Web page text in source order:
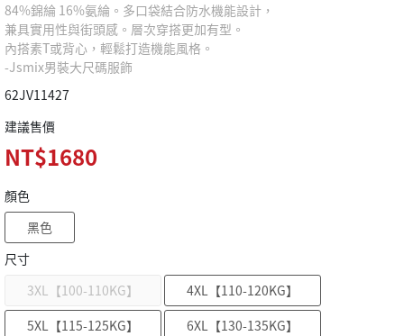
84%錦綸 16%氨綸。多口袋結合防水機能設計，
兼具實用性與街頭感。層次穿搭更加有型。
內搭素T或背心，輕鬆打造機能風格。
-Jsmix男裝大尺碼服飾
62JV11427
建議售價
NT$1680
顏色
黑色
尺寸
3XL【100-110KG】
4XL【110-120KG】
5XL【115-125KG】
6XL【130-135KG】